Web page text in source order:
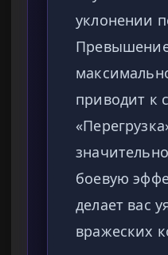
уклонении
приводит к
боевую
делает вас
вражеских